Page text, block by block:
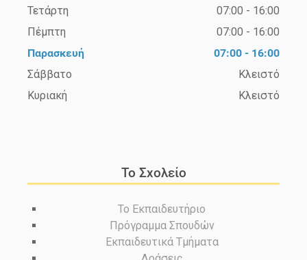
Τετάρτη
07:00 - 16:00
Πέμπτη
07:00 - 16:00
Παρασκευή
07:00 - 16:00
Σάββατο
Κλειστό
Κυριακή
Κλειστό
Το Σχολείο
Το Εκπαιδευτήριο
Πρόγραμμα Σπουδών
Εκπαιδευτικά Τμήματα